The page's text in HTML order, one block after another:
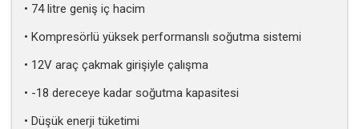
• 74 litre geniş iç hacim
• Kompresörlü yüksek performanslı soğutma sistemi
• 12V araç çakmak girişiyle çalışma
• -18 dereceye kadar soğutma kapasitesi
• Düşük enerji tüketimi